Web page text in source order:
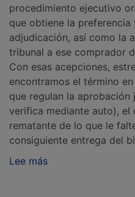
procedimiento ejecutivo
que obtiene la
adjudicación, así como la
tribunal a ese comprador
Con esas acepciones,
encontramos el término
que regulan la
verifica mediante auto),
rematante de lo que le
consiguiente entrega del
Lee más